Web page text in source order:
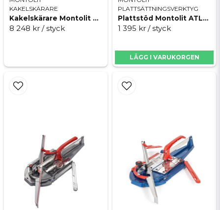
KAKELSKÄRARE
Kakelskärare Montolit MP 81P5 Italica
8 248 kr / styck
PLATTSÄTTNINGSVERKTYG
Plattstöd Montolit ATLAS
1 395 kr / styck
LÄGG I VARUKORGEN